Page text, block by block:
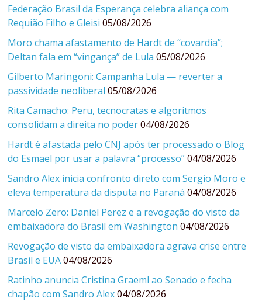
Federação Brasil da Esperança celebra aliança com
Requião Filho e Gleisi 05/08/2026
Moro chama afastamento de Hardt de “covardia”;
Deltan fala em “vingança” de Lula 05/08/2026
Gilberto Maringoni: Campanha Lula — reverter a
passividade neoliberal 05/08/2026
Rita Camacho: Peru, tecnocratas e algoritmos
consolidam a direita no poder 04/08/2026
Hardt é afastada pelo CNJ após ter processado o Blog
do Esmael por usar a palavra “processo” 04/08/2026
Sandro Alex inicia confronto direto com Sergio Moro e
eleva temperatura da disputa no Paraná 04/08/2026
Marcelo Zero: Daniel Perez e a revogação do visto da
embaixadora do Brasil em Washington 04/08/2026
Revogação de visto da embaixadora agrava crise entre
Brasil e EUA 04/08/2026
Ratinho anuncia Cristina Graeml ao Senado e fecha
chapão com Sandro Alex 04/08/2026